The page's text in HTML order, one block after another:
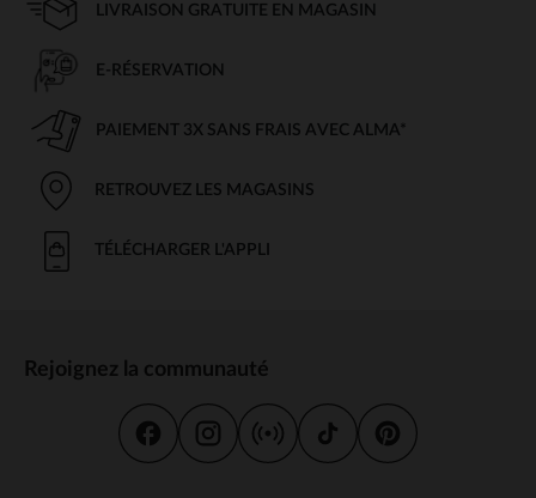
LIVRAISON GRATUITE EN MAGASIN
E-RÉSERVATION
PAIEMENT 3X SANS FRAIS AVEC ALMA*
RETROUVEZ LES MAGASINS
TÉLÉCHARGER L'APPLI
Rejoignez la communauté